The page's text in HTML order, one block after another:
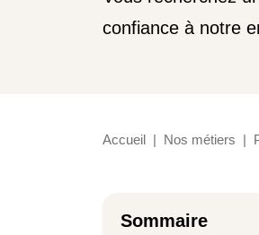
confiance à notre
Accueil Nos métiers
Sommaire